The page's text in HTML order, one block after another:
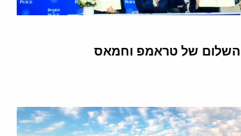
של טראמפ וחמאס